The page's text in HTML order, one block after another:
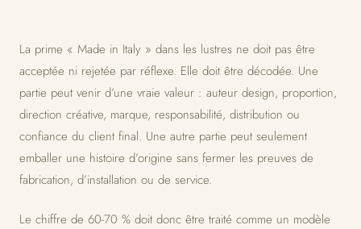
La prime « Made in Italy » dans les lustres ne doit pas être
acceptée ni rejetée par réflexe. Elle doit être décodée. Une
partie peut venir d’une vraie valeur : auteur design, proportion,
direction créative, marque, responsabilité, distribution ou
confiance du client final. Une autre partie peut seulement
emballer une histoire d’origine sans fermer les preuves de
fabrication, d’installation ou de service.
Le chiffre de 60-70 % doit donc être traité comme un modèle